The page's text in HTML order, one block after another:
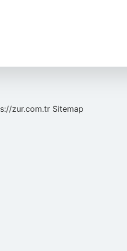
zur.com.tr Sitemap